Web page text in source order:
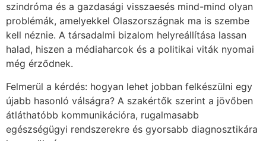
szindróma és a gazdasági visszaesés mind-mind olyan
problémák, amelyekkel Olaszországnak ma is szembe
kell néznie. A társadalmi bizalom helyreállítása lassan
halad, hiszen a médiaharcok és a politikai viták nyomai
még érződnek.
Felmerül a kérdés: hogyan lehet jobban felkészülni egy
újabb hasonló válságra? A szakértők szerint a jövőben
átláthatóbb kommunikációra, rugalmasabb
egészségügyi rendszerekre és gyorsabb diagnosztikára